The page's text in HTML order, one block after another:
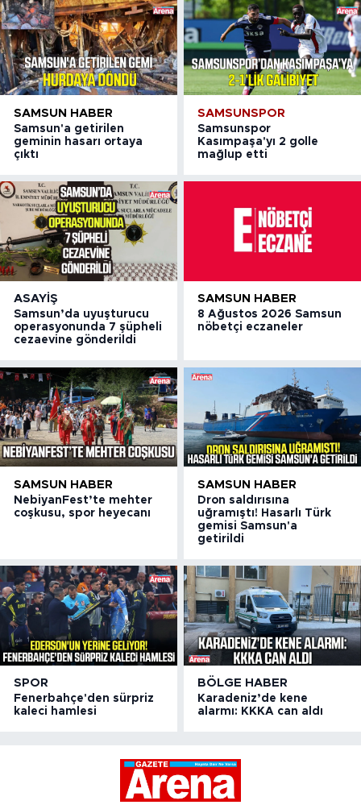
SAMSUN HABER
Samsun'a getirilen
geminin hasarı ortaya
çıktı
SAMSUNSPOR
Samsunspor
Kasımpaşa'yı 2 golle
mağlup etti
ASAYIŞ
Samsun’da uyuşturucu
operasyonunda 7 şüpheli
cezaevine gönderildi
SAMSUN HABER
8 Ağustos 2026 Samsun
nöbetçi eczaneler
SAMSUN HABER
NebiyanFest’te mehter
coşkusu, spor heyecanı
SAMSUN HABER
Dron saldırısına
uğramıştı! Hasarlı Türk
gemisi Samsun'a
getirildi
SPOR
Fenerbahçe'den sürpriz
kaleci hamlesi
BÖLGE HABER
Karadeniz’de kene
alarmı: KKKA can aldı